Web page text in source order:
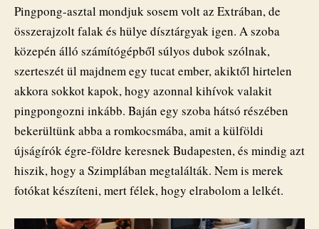
Pingpong-asztal mondjuk sosem volt az Extrában, de
összerajzolt falak és hülye dísztárgyak igen. A szoba
közepén álló számítógépből súlyos dubok szólnak,
szerteszét ül majdnem egy tucat ember, akiktől hirtelen
akkora sokkot kapok, hogy azonnal kihívok valakit
pingpongozni inkább. Baján egy szoba hátsó részében
bekerültünk abba a romkocsmába, amit a külföldi
újságírók égre-földre keresnek Budapesten, és mindig azt
hiszik, hogy a Szimplában megtalálták. Nem is merek
fotókat készíteni, mert félek, hogy elrabolom a lelkét.